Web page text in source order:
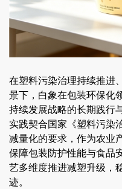
在塑料污染治理持续推进
景下，白象在包装环保化
持续发展战略的长期践行
实践契合国家《塑料污染
减量化的要求，作为农业
保障包装防护性能与食品
艺多维度推进减塑升级，
迹。